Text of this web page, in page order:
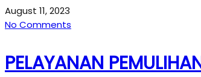
August 11, 2023
No Comments
PELAYANAN